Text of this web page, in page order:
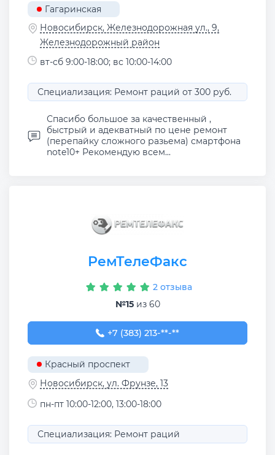
Гагаринская
Новосибирск, Железнодорожная ул., 9,
Железнодорожный район
вт-сб 9:00-18:00; вс 10:00-14:00
Специализация: Ремонт раций от 300 руб.
Спасибо большое за качественный ,
быстрый и адекватный по цене ремонт
(перепайку сложного разьема) смартфона
note10+ Рекомендую всем...
РемТелеФакс
2 отзыва
№15из 60
+7 (383) 213-73-66
+7 (383) 213-**-**
Красный проспект
Новосибирск, ул. Фрунзе, 13
пн-пт 10:00-12:00, 13:00-18:00
Специализация: Ремонт раций